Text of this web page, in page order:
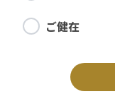
ご健在